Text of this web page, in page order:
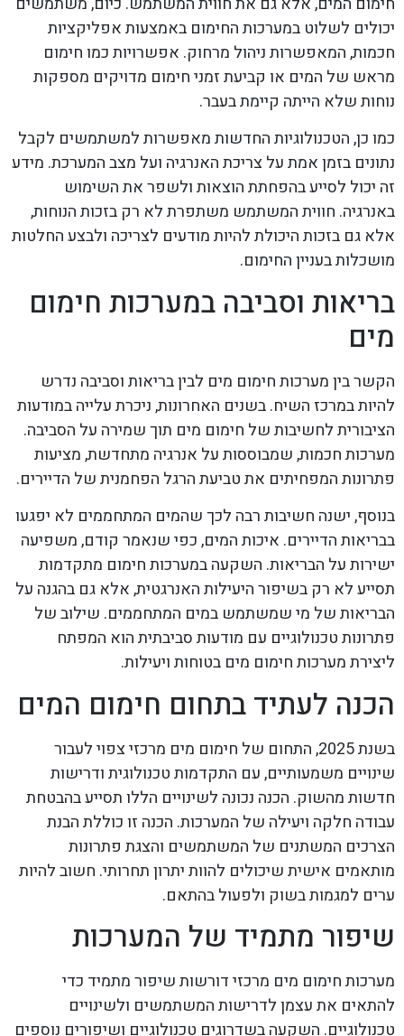
יכולים לשלוט במערכות החימום באמצעות אפליקציות
חכמות, המאפשרות ניהול מרחוק. אפשרויות כמו חימום
מראש של המים או קביעת זמני חימום מדויקים מספקות
נוחות שלא הייתה קיימת בעבר.
כמו כן, הטכנולוגיות החדשות מאפשרות למשתמשים לקבל
נתונים בזמן אמת על צריכת האנרגיה ועל מצב המערכת. מידע
זה יכול לסייע בהפחתת הוצאות ולשפר את השימוש
באנרגיה. חווית המשתמש משתפרת לא רק בזכות הנוחות,
אלא גם בזכות היכולת להיות מודעים לצריכה ולבצע החלטות
מושכלות בעניין החימום.
בריאות וסביבה במערכות חימום
מים
הקשר בין מערכות חימום מים לבין בריאות וסביבה נדרש
להיות במרכז השיח. בשנים האחרונות, ניכרת עלייה במודעות
הציבורית לחשיבות של חימום מים תוך שמירה על הסביבה.
מערכות חכמות, שמבוססות על אנרגיה מתחדשת, מציעות
פתרונות המפחיתים את טביעת הרגל הפחמנית של הדיירים.
בנוסף, ישנה חשיבות רבה לכך שהמים המתחממים לא יפגעו
בבריאות הדיירים. איכות המים, כפי שנאמר קודם, משפיעה
ישירות על הבריאות. השקעה במערכות חימום מתקדמות
תסייע לא רק בשיפור היעילות האנרגטית, אלא גם בהגנה על
הבריאות של מי שמשתמש במים המתחממים. שילוב של
פתרונות טכנולוגיים עם מודעות סביבתית הוא המפתח
ליצירת מערכות חימום מים בטוחות ויעילות.
הכנה לעתיד בתחום חימום המים
בשנת 2025, התחום של חימום מים מרכזי צפוי לעבור
שינויים משמעותיים, עם התקדמות טכנולוגית ודרישות
חדשות מהשוק. הכנה נכונה לשינויים הללו תסייע בהבטחת
עבודה חלקה ויעילה של המערכות. הכנה זו כוללת הבנת
הצרכים המשתנים של המשתמשים והצגת פתרונות
מותאמים אישית שיכולים להוות יתרון תחרותי. חשוב להיות
ערים למגמות בשוק ולפעול בהתאם.
שיפור מתמיד של המערכות
מערכות חימום מים מרכזי דורשות שיפור מתמיד כדי
להתאים את עצמן לדרישות המשתמשים ולשינויים
טכנולוגיים. השקעה בשדרוגים טכנולוגיים ושיפורים נוספים